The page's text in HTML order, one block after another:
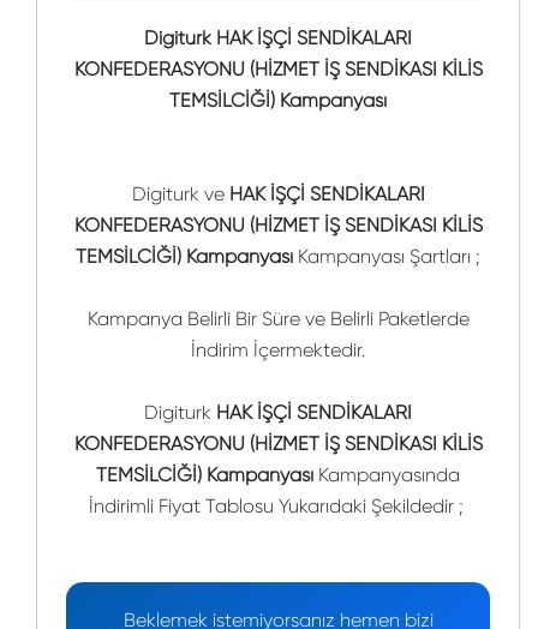
Digiturk HAK İŞÇİ SENDİKALARI
KONFEDERASYONU (HİZMET İŞ SENDİKASI KİLİS
TEMSİLCİĞİ) Kampanyası
Digiturk ve HAK İŞÇİ SENDİKALARI
KONFEDERASYONU (HİZMET İŞ SENDİKASI KİLİS
TEMSİLCİĞİ) Kampanyası Kampanyası Şartları ;
Kampanya Belirli Bir Süre ve Belirli Paketlerde
İndirim İçermektedir.
Digiturk HAK İŞÇİ SENDİKALARI
KONFEDERASYONU (HİZMET İŞ SENDİKASI KİLİS
TEMSİLCİĞİ) Kampanyası Kampanyasında
İndirimli Fiyat Tablosu Yukarıdaki Şekildedir ;
Beklemek istemiyorsanız hemen bizi